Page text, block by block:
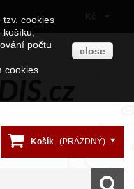
Košík (PRÁZDNÝ)
cookies
počtu
cookies
close